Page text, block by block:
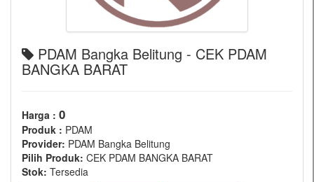
PDAM Bangka Belitung - CEK PDAM
BANGKA BARAT
Harga : 0
Produk : PDAM
Provider: PDAM Bangka Belitung
Pilih Produk: CEK PDAM BANGKA BARAT
Stok: Tersedia